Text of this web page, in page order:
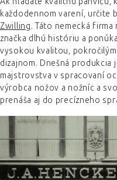
každodennom varení, určite
Zwilling. Táto nemecká
značka dlhú históriu a
vysokou kvalitou,
dizajnom. Dnešná
majstrovstva v spracovaní
výrobca nožov a nožníc a
prenáša aj do precízneho